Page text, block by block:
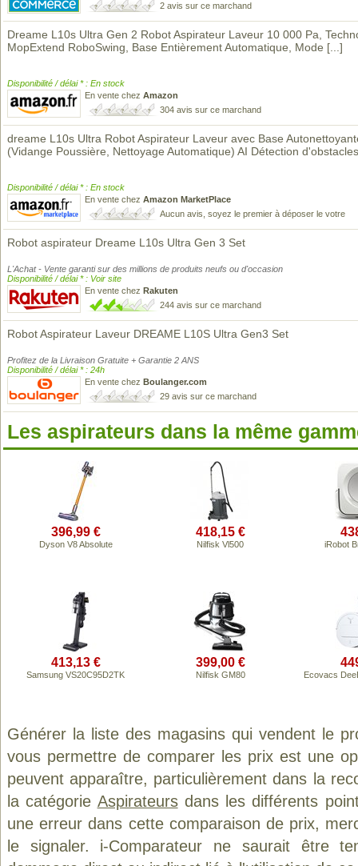
2 avis sur ce marchand
Dreame L10s Ultra Gen 2 Robot Aspirateur Laveur 10 000 Pa,
MopExtend RoboSwing, Base Entièrement Automatique, Mode [...]
Disponibilité / délai * : En stock
En vente chez Amazon
304 avis sur ce marchand
dreame L10s Ultra Robot Aspirateur Laveur avec Base
(Vidange Poussière, Nettoyage Automatique) AI Détection
Disponibilité / délai * : En stock
En vente chez Amazon MarketPlace
Aucun avis, soyez le premier à déposer le votre
Robot aspirateur Dreame L10s Ultra Gen 3 Set
L'Achat - Vente garanti sur des millions de produits neufs ou d'occasion
Disponibilité / délai * : Voir site
En vente chez Rakuten
244 avis sur ce marchand
Robot Aspirateur Laveur DREAME L10S Ultra Gen3 Set
Profitez de la Livraison Gratuite + Garantie 2 ANS
Disponibilité / délai * : 24h
En vente chez Boulanger.com
29 avis sur ce marchand
Les aspirateurs dans la même
396,99 €
Dyson V8 Absolute
418,15 €
Nilfisk Vl500 iRobot
413,13 €
Samsung VS20C95D2TK
399,00 €
Nilfisk GM80 Ecovacs
Générer la liste des magasins qui vendent le
vous permettre de comparer les prix est une
peuvent apparaître, particulièrement dans la
la catégorie Aspirateursdans les différents
une erreur dans cette comparaison de prix,
le signaler. i-Comparateur ne saurait être